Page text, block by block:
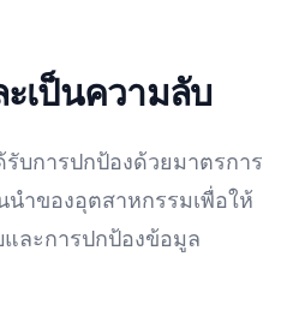
เป็นความลับ
บการปกป้องด้วยมาตรการ
ำของอุตสาหกรรมเพื่อให้
ละการปกป้องข้อมูล